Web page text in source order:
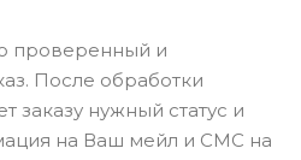
проверенный и
После обработки
заказу нужный статус и
на Ваш мейл и СМС на